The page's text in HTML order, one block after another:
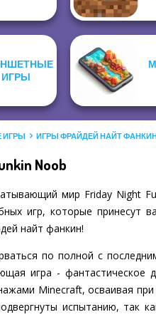
ИГРЫ
ИГРЫ ИГРЫ ФРАЙДЕЙ НАЙТ
Noob
мир Friday Night
игр, которые принесут
найт фанкин!
по полной с
игра - фантастическое
Minecraft, осваивая
испытанию, так